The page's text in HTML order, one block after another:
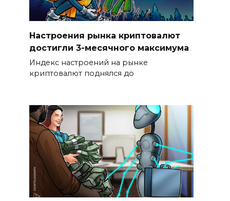
Настроения рынка криптовалют
достигли 3-месячного максимума
Индекс настроений на рынке
криптовалют поднялся до